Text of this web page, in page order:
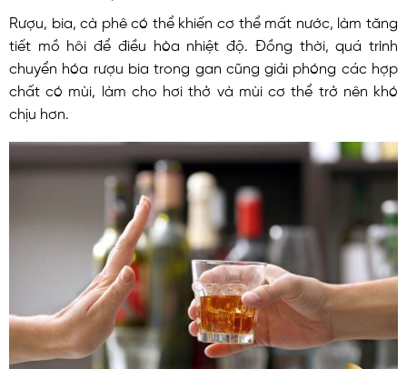
Rượu, bia, cà phê có thể khiến cơ thể mất nước, làm tăng
tiết mồ hôi để điều hòa nhiệt độ. Đồng thời, quá trình
chuyển hóa rượu bia trong gan cũng giải phóng các hợp
chất có mùi, làm cho hơi thở và mùi cơ thể trở nên khó
chịu hơn.